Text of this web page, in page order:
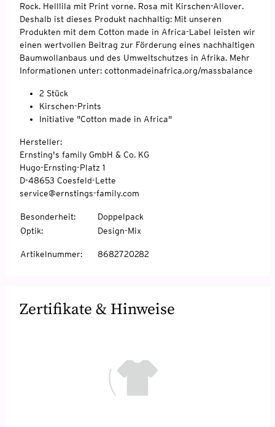
Rock. Helllila mit Print vorne. Rosa mit Kirschen-Allover.
Deshalb ist dieses Produkt nachhaltig: Mit unseren
Produkten mit dem Cotton made in Africa-Label leisten wir
einen wertvollen Beitrag zur Förderung eines nachhaltigen
Baumwollanbaus und des Umweltschutzes in Afrika. Mehr
Informationen unter: cottonmadeinafrica.org/massbalance
2 Stück
Kirschen-Prints
Initiative "Cotton made in Africa"
Hersteller:
Ernsting's family GmbH & Co. KG
Hugo-Ernsting-Platz 1
D-48653 Coesfeld-Lette
service@ernstings-family.com
Besonderheit:
Doppelpack
Optik: Design-Mix
Artikelnummer: 8682720282
Zertifikate & Hinweise